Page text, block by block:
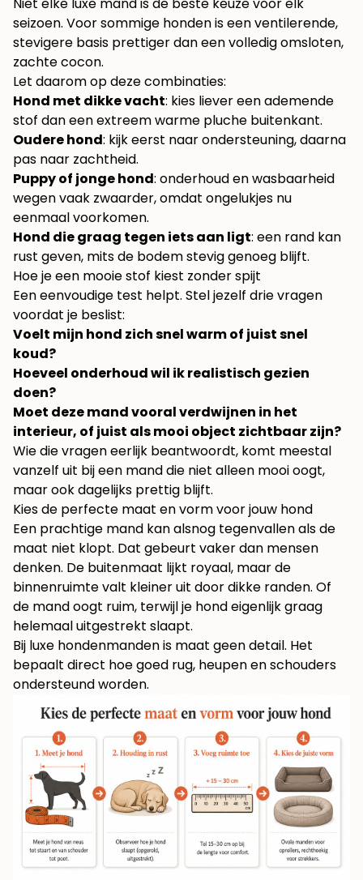
seizoen. Voor sommige honden is een ventilerende,
stevigere basis prettiger dan een volledig omsloten,
zachte cocon.
Let daarom op deze combinaties:
Hond met dikke vacht: kies liever een ademende
stof dan een extreem warme pluche buitenkant.
Oudere hond: kijk eerst naar ondersteuning, daarna
pas naar zachtheid.
Puppy of jonge hond: onderhoud en wasbaarheid
wegen vaak zwaarder, omdat ongelukjes nu
eenmaal voorkomen.
Hond die graag tegen iets aan ligt: een rand kan
rust geven, mits de bodem stevig genoeg blijft.
Hoe je een mooie stof kiest zonder spijt
Een eenvoudige test helpt. Stel jezelf drie vragen
voordat je beslist:
Voelt mijn hond zich snel warm of juist snel
koud?
Hoeveel onderhoud wil ik realistisch gezien
doen?
Moet deze mand vooral verdwijnen in het
interieur, of juist als mooi object zichtbaar zijn?
Wie die vragen eerlijk beantwoordt, komt meestal
vanzelf uit bij een mand die niet alleen mooi oogt,
maar ook dagelijks prettig blijft.
Kies de perfecte maat en vorm voor jouw hond
Een prachtige mand kan alsnog tegenvallen als de
maat niet klopt. Dat gebeurt vaker dan mensen
denken. De buitenmaat lijkt royaal, maar de
binnenruimte valt kleiner uit door dikke randen. Of
de mand oogt ruim, terwijl je hond eigenlijk graag
helemaal uitgestrekt slaapt.
Bij luxe hondenmanden is maat geen detail. Het
bepaalt direct hoe goed rug, heupen en schouders
ondersteund worden.